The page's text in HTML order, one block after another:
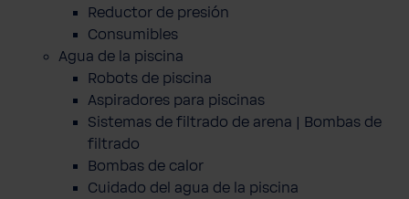
Reductor de presión
Consumibles
Agua de la piscina
Robots de piscina
Aspiradores para piscinas
Sistemas de filtrado de arena | Bombas de
filtrado
Bombas de calor
Cuidado del agua de la piscina